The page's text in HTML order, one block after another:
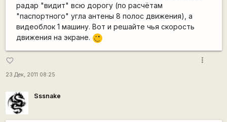
радар "видит" всю дорогу (по расчётам
"паспортного" угла антены 8 полос движения), а
видеоблок 1 машину. Вот и решайте чья скорость
движения на экране.
;)
favorite_border
23 Дек, 2011 08:25
more_vert
Sssnake